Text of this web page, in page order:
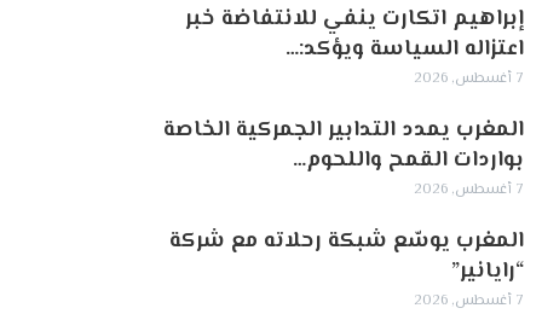
إبراهيم اتكارت ينفي للانتفاضة خبر
اعتزاله السياسة ويؤكد:…
7 أغسطس, 2026
المغرب يمدد التدابير الجمركية الخاصة
بواردات القمح واللحوم…
7 أغسطس, 2026
المغرب يوسّع شبكة رحلاته مع شركة
“رايانير”
7 أغسطس, 2026